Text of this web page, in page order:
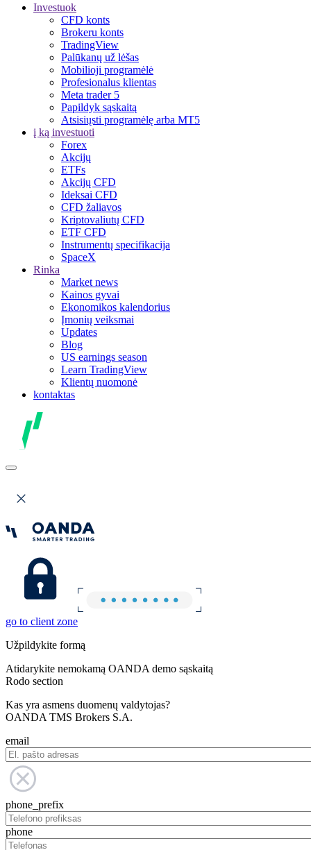
Investuok
CFD konts
Brokeru konts
TradingView
Palūkanų už lėšas
Mobilioji programėlė
Profesionalus klientas
Meta trader 5
Papildyk sąskaitą
Atsisiųsti programėlę arba MT5
į ką investuoti
Forex
Akcijų
ETFs
Akcijų CFD
Ideksai CFD
CFD žaliavos
Kriptovaliutų CFD
ETF CFD
Instrumentų specifikacija
SpaceX
Rinka
Market news
Kainos gyvai
Ekonomikos kalendorius
Įmonių veiksmai
Updates
Blog
US earnings season
Learn TradingView
Klientų nuomonė
kontaktas
go to client zone
Užpildykite formą
Atidarykite nemokamą OANDA demo sąskaitą
Rodo section
Kas yra asmens duomenų valdytojas?
OANDA TMS Brokers S.A.
email
phone_prefix
phone